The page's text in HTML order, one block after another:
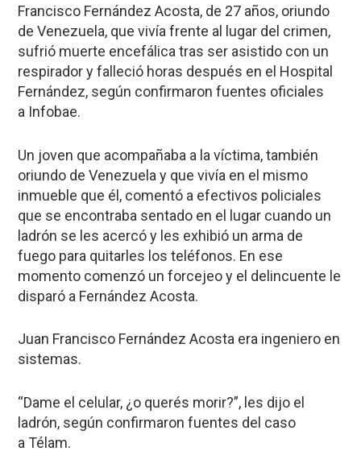
Francisco Fernández Acosta, de 27 años, oriundo
de Venezuela, que vivía frente al lugar del crimen,
sufrió muerte encefálica tras ser asistido con un
respirador y falleció horas después en el Hospital
Fernández, según confirmaron fuentes oficiales
a Infobae.
Un joven que acompañaba a la víctima, también
oriundo de Venezuela y que vivía en el mismo
inmueble que él, comentó a efectivos policiales
que se encontraba sentado en el lugar cuando un
ladrón se les acercó y les exhibió un arma de
fuego para quitarles los teléfonos. En ese
momento comenzó un forcejeo y el delincuente le
disparó a Fernández Acosta.
Juan Francisco Fernández Acosta era ingeniero en
sistemas.
“Dame el celular, ¿o querés morir?”, les dijo el
ladrón, según confirmaron fuentes del caso
a Télam.